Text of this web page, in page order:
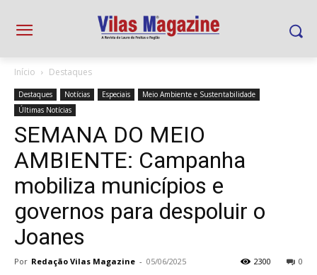
Início Destaques
Destaques Notícias Especiais
Meio Ambiente e Sustentabilidade
Últimas Notícias
SEMANA DO MEIO
AMBIENTE: Campanha
mobiliza municípios e
governos para despoluir o
Joanes
Por Redação Vilas Magazine - 05/06/2025 0
2300